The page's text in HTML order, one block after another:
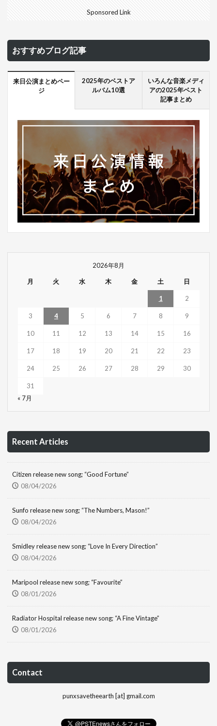
Sponsored Link
おすすめブログ記事
来日公演まとめペー
ジ
2025年のベストア
ルバム10選
いろんな音楽メディ
アの2025年ベスト
記事まとめ
2026年8月
月 火 水 木 金 土 日
1 2
3 4 5 6 7 8 9
10 11 12 13 14 15 16
17 18 19 20 21 22 23
24 25 26 27 28 29 30
31
« 7月
Recent Articles
Citizen release new song; “Good Fortune”
08/04/2026
Sunfo release new song; “The Numbers, Mason!”
08/04/2026
Smidley release new song; “Love In Every Direction”
08/04/2026
Maripool release new song; “Favourite”
08/01/2026
Radiator Hospital release new song; “A Fine Vintage”
08/01/2026
Contact
punxsavetheearth [at] gmail.com